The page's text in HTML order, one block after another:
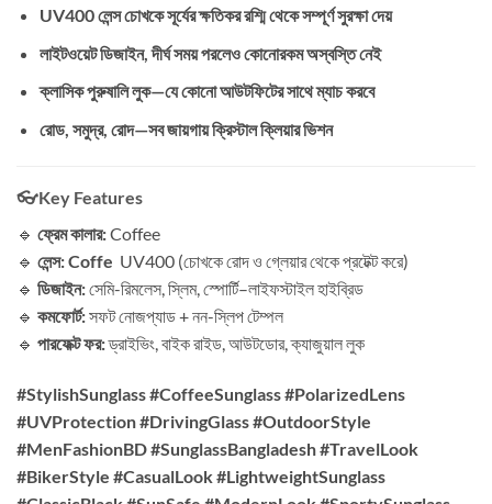
UV400 লেন্স চোখকে সূর্যের ক্ষতিকর রশ্মি থেকে সম্পূর্ণ সুরক্ষা দেয়
লাইটওয়েট ডিজাইন, দীর্ঘ সময় পরলেও কোনোরকম অস্বস্তি নেই
ক্লাসিক পুরুষালি লুক—যে কোনো আউটফিটের সাথে ম্যাচ করবে
রোড, সমুদ্র, রোদ—সব জায়গায় ক্রিস্টাল ক্লিয়ার ভিশন
👓Key Features
🔹 ফ্রেম কালার:Coffee
🔹 লেন্স: Coffe UV400 (চোখকে রোদ ও গ্লেয়ার থেকে প্রটেক্ট করে)
🔹 ডিজাইন:সেমি-রিমলেস, স্লিম, স্পোর্টি–লাইফস্টাইল হাইব্রিড
🔹 কমফোর্ট:সফট নোজপ্যাড + নন-স্লিপ টেম্পল
🔹 পারফেক্ট ফর:ড্রাইভিং, বাইক রাইড, আউটডোর, ক্যাজুয়াল লুক
#StylishSunglass #CoffeeSunglass #PolarizedLens
#UVProtection #DrivingGlass #OutdoorStyle
#MenFashionBD #SunglassBangladesh #TravelLook
#BikerStyle #CasualLook #LightweightSunglass